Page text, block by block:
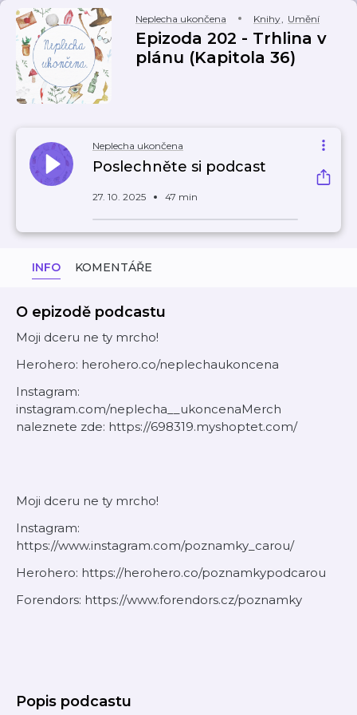
Neplecha ukončena Knihy, Umění
Epizoda 202 - Trhlina v
plánu (Kapitola 36)
Neplecha ukončena
Poslechněte si podcast
27. 10. 2025 47 min
INFO KOMENTÁŘE
O epizodě podcastu
Moji dceru ne ty mrcho!
Herohero: herohero.co/neplechaukoncena
Instagram:
instagram.com/neplecha__ukoncenaMerch
naleznete zde: https://698319.myshoptet.com/
Moji dceru ne ty mrcho!
Instagram:
https://www.instagram.com/poznamky_carou/
Herohero: https://herohero.co/poznamkypodcarou
Forendors: https://www.forendors.cz/poznamky
Popis podcastu